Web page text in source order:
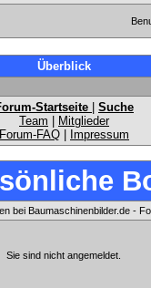
Überblick
Startseite
Suche
Team
Mitglieder
Forum-FAQ
Impressum
bei Baumaschinenbilder.de -
Sie sind nicht angemeldet.